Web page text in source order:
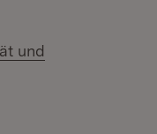
und